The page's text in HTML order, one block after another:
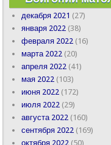
декабря 2021 (27)
января 2022 (38)
февраля 2022 (16)
марта 2022 (20)
апреля 2022 (41)
мая 2022 (103)
июня 2022 (172)
июля 2022 (29)
августа 2022 (160)
сентября 2022 (169)
октября 2022 (50)